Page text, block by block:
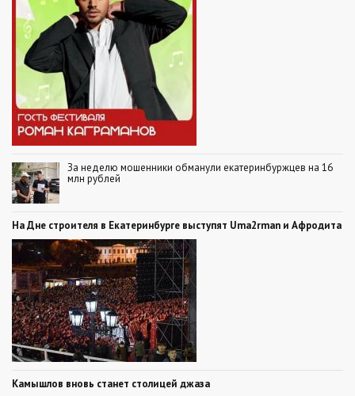
За неделю мошенники обманули екатеринбуржцев на 16
млн рублей
На Дне строителя в Екатеринбурге выступят Uma2rman и Афродита
Камышлов вновь станет столицей джаза